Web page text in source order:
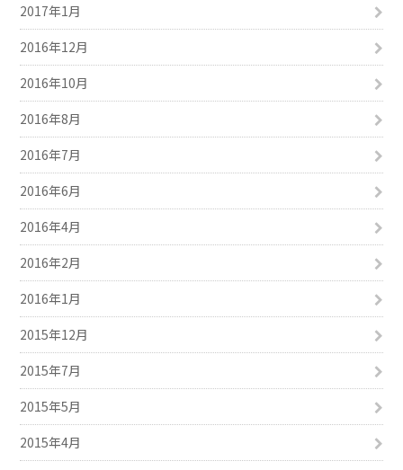
2017年1月
2016年12月
2016年10月
2016年8月
2016年7月
2016年6月
2016年4月
2016年2月
2016年1月
2015年12月
2015年7月
2015年5月
2015年4月